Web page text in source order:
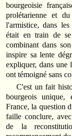
bourgeoisie
prolétarienne et
l'armistice, dans
était en train de
combinant dans
inspire sa lente
expliquer, dans une
ont témoigné sans
C'est un fait
bourgeois unique,
France, la question
faille conclure,
de la